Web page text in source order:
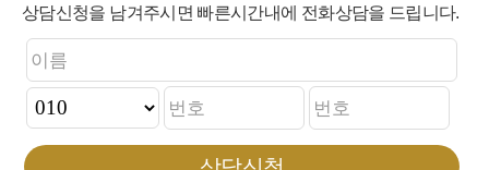
상담신청을 남겨주시면 빠른시간내에 전화상담을 드립니다.